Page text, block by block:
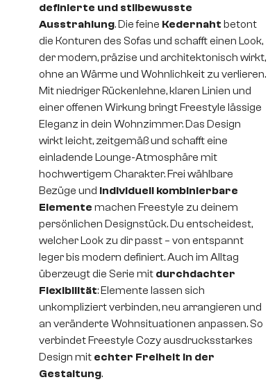
definierte und stilbewusste
Ausstrahlung. Die feine Kedernaht betont
die Konturen des Sofas und schafft einen Look,
der modern, präzise und architektonisch wirkt,
ohne an Wärme und Wohnlichkeit zu verlieren.
Mit niedriger Rückenlehne, klaren Linien und
einer offenen Wirkung bringt Freestyle lässige
Eleganz in dein Wohnzimmer. Das Design
wirkt leicht, zeitgemäß und schafft eine
einladende Lounge-Atmosphäre mit
hochwertigem Charakter. Frei wählbare
Bezüge und individuell kombinierbare
Elemente machen Freestyle zu deinem
persönlichen Designstück. Du entscheidest,
welcher Look zu dir passt – von entspannt
leger bis modern definiert. Auch im Alltag
überzeugt die Serie mit durchdachter
Flexibilität: Elemente lassen sich
unkompliziert verbinden, neu arrangieren und
an veränderte Wohnsituationen anpassen. So
verbindet Freestyle Cozy ausdrucksstarkes
Design mit echter Freiheit in der
Gestaltung.